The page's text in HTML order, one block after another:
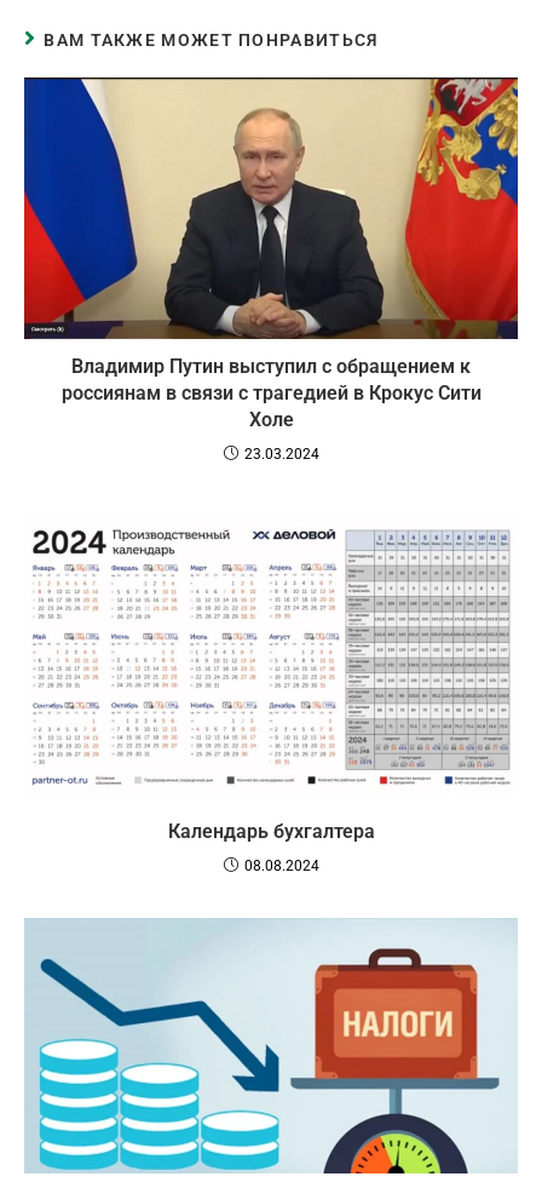
ВАМ ТАКЖЕ МОЖЕТ ПОНРАВИТЬСЯ
Владимир Путин выступил с обращением к
россиянам в связи с трагедией в Крокус Сити
Холе
23.03.2024
Календарь бухгалтера
08.08.2024